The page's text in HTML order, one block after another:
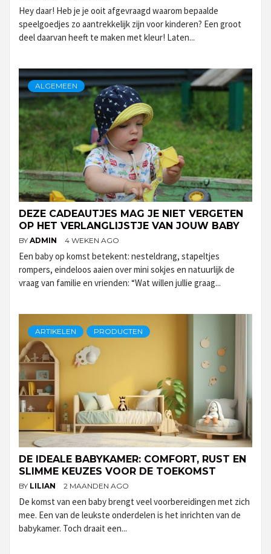
Hey daar! Heb je je ooit afgevraagd waarom bepaalde
speelgoedjes zo aantrekkelijk zijn voor kinderen? Een groot
deel daarvan heeft te maken met kleur! Laten...
ALGEMEEN
DEZE CADEAUTJES MAG JE NIET VERGETEN
OP HET VERLANGLIJSTJE VAN JOUW BABY
BY ADMIN 4 WEKEN AGO
Een baby op komst betekent: nesteldrang, stapeltjes
rompers, eindeloos aaien over mini sokjes en natuurlijk de
vraag van familie en vrienden: “Wat willen jullie graag...
ARTIKELEN PRODUCTEN
DE IDEALE BABYKAMER: COMFORT, RUST EN
SLIMME KEUZES VOOR DE TOEKOMST
BY LILIAN 2 MAANDEN AGO
De komst van een baby brengt veel voorbereidingen met zich
mee. Een van de leukste onderdelen is het inrichten van de
babykamer. Toch draait een...